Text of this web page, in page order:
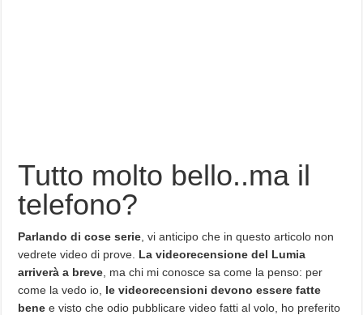
Tutto molto bello..ma il
telefono?
Parlando di cose serie , vi anticipo che in questo articolo non
vedrete video di prove. La videorecensione del Lumia
arriverà a breve , ma chi mi conosce sa come la penso: per
come la vedo io, le videorecensioni devono essere fatte
bene e visto che odio pubblicare video fatti al volo, ho preferito